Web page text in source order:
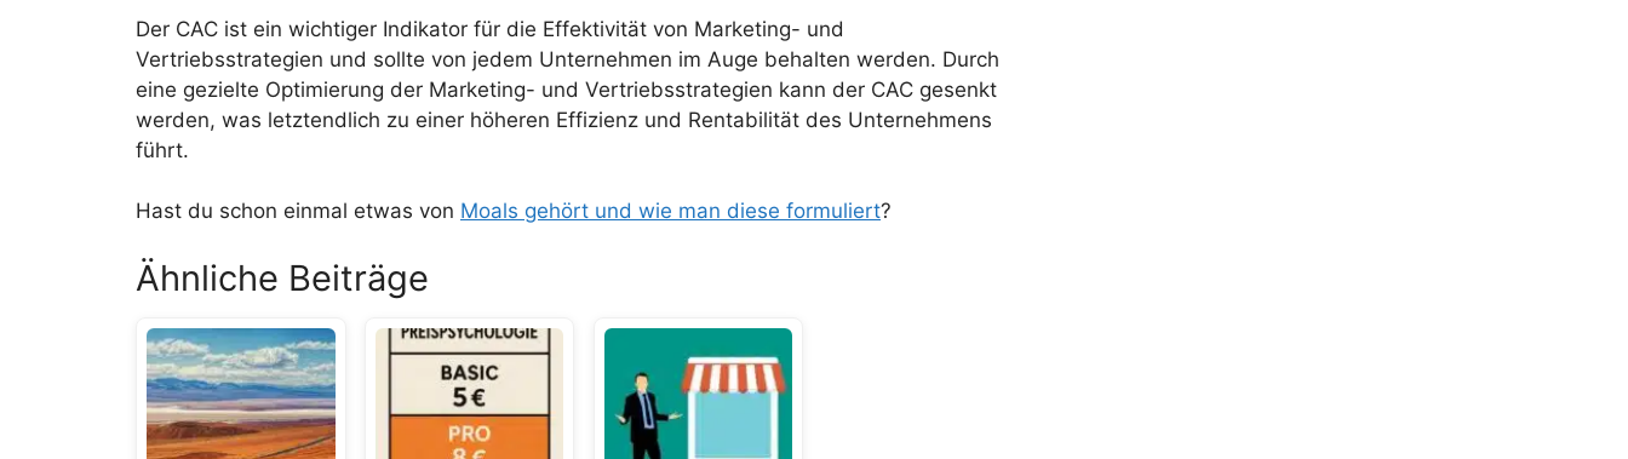
Der CAC ist ein wichtiger Indikator für die Effektivität von Marketing- und
Vertriebsstrategien und sollte von jedem Unternehmen im Auge behalten werden. Durch
eine gezielte Optimierung der Marketing- und Vertriebsstrategien kann der CAC gesenkt
werden, was letztendlich zu einer höheren Effizienz und Rentabilität des Unternehmens
führt.
Hast du schon einmal etwas von Moals gehört und wie man diese formuliert?
Ähnliche Beiträge